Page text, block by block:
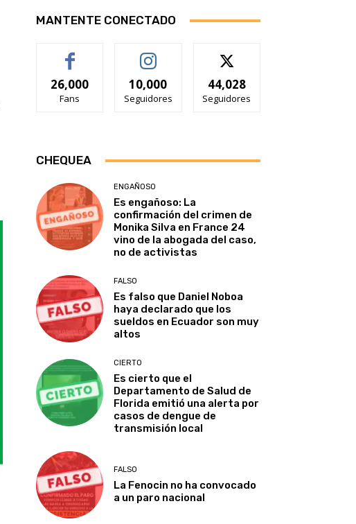
MANTENTE CONECTADO
26,000
Fans
10,000
Seguidores
44,028
Seguidores
CHEQUEA
ENGAÑOSO
Es engañoso: La
confirmación del crimen de
Monika Silva en France 24
vino de la abogada del caso,
no de activistas
FALSO
Es falso que Daniel Noboa
haya declarado que los
sueldos en Ecuador son muy
altos
CIERTO
Es cierto que el
Departamento de Salud de
Florida emitió una alerta por
casos de dengue de
transmisión local
FALSO
La Fenocin no ha convocado
a un paro nacional